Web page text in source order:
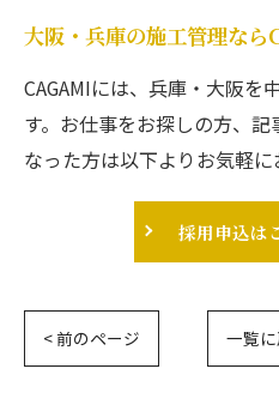
大阪・兵庫の施工管理な
CAGAMIには、兵庫・大阪を
す。お仕事をお探しの方、
なった方は以下よりお気軽に
採用申込は
< 前のページ 一覧